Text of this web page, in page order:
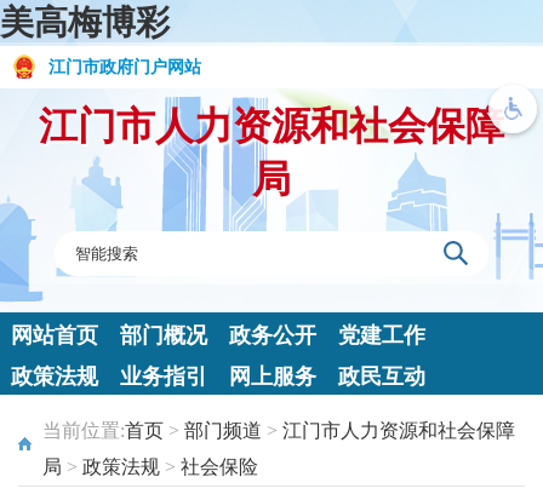
美高梅博彩
江门市政府门户网站
江门市人力资源和社会保障
局
网站首页 部门概况 政务公开
党建工作
政策法规
业务指引 网上服务 政民互动
当前位置:首页 > 部门频道 > 江门市人力资源和社会保障
局 > 政策法规 > 社会保险